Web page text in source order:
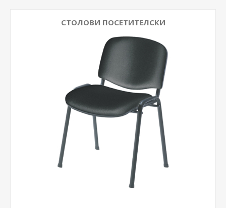
СТОЛОВИ ПОСЕТИТЕЛСКИ